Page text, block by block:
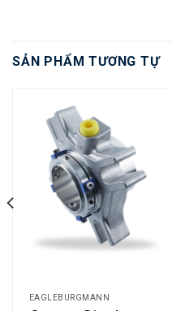
SẢN PHẨM TƯƠNG TỰ
EAGLEBURGMANN